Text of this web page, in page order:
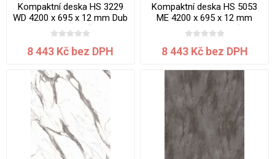
Kompaktní deska HS 3229
WD 4200 x 695 x 12 mm Dub
Bedford jádro černé
8 443 Kč bez DPH
Kompaktní deska HS 5053
ME 4200 x 695 x 12 mm
Mramor Karelia jádro černé
8 443 Kč bez DPH